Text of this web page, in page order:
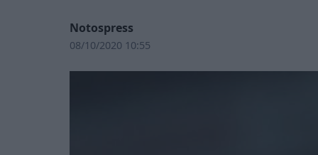
Notospress
08/10/2020 10:55